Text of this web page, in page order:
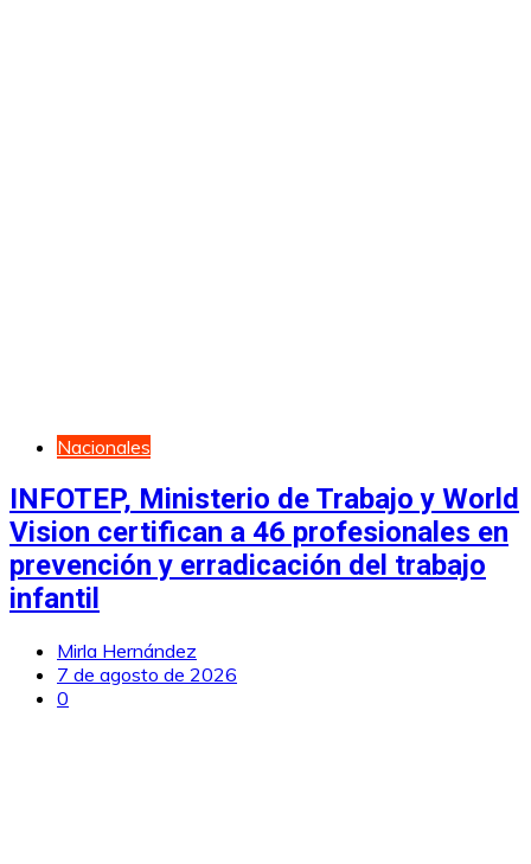
Nacionales
INFOTEP, Ministerio de Trabajo y World
Vision certifican a 46 profesionales en
prevención y erradicación del trabajo
infantil
Mirla Hernández
7 de agosto de 2026
0